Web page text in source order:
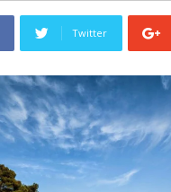
Twitter